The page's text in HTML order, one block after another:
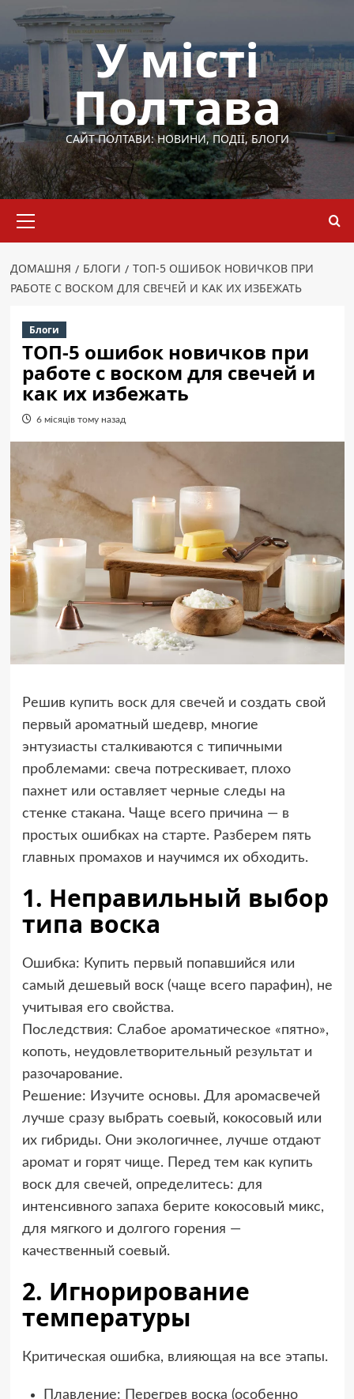
Перейти
вмісту
У місті
Полтава
САЙТ ПОЛТАВИ: НОВИНИ, ПОДІЇ, БЛОГИ
меню
ДОМАШНЯ БЛОГИ
ТОП-5 ОШИБОК НОВИЧКОВ ПРИ
РАБОТЕ С ВОСКОМ ДЛЯ СВЕЧЕЙ И КАК ИХ ИЗБЕЖАТЬ
Блоги
ТОП-5 ошибок новичков при
работе с воском для свечей и
как их избежать
6 місяців тому назад
Решив купить воск для свечей и создать свой
первый ароматный шедевр, многие
энтузиасты сталкиваются с типичными
проблемами: свеча потрескивает, плохо
пахнет или оставляет черные следы на
стенке стакана. Чаще всего причина — в
простых ошибках на старте. Разберем пять
главных промахов и научимся их обходить.
1. Неправильный выбор
типа воска
Ошибка: Купить первый попавшийся или
самый дешевый воск (чаще всего парафин), не
учитывая его свойства.
Последствия: Слабое ароматическое «пятно»,
копоть, неудовлетворительный результат и
разочарование.
Решение: Изучите основы. Для аромасвечей
лучше сразу выбрать соевый, кокосовый или
их гибриды. Они экологичнее, лучше отдают
аромат и горят чище. Перед тем как купить
воск для свечей, определитесь: для
интенсивного запаха берите кокосовый микс,
для мягкого и долгого горения —
качественный соевый.
2. Игнорирование
температуры
Критическая ошибка, влияющая на все этапы.
Плавление: Перегрев воска (особенно